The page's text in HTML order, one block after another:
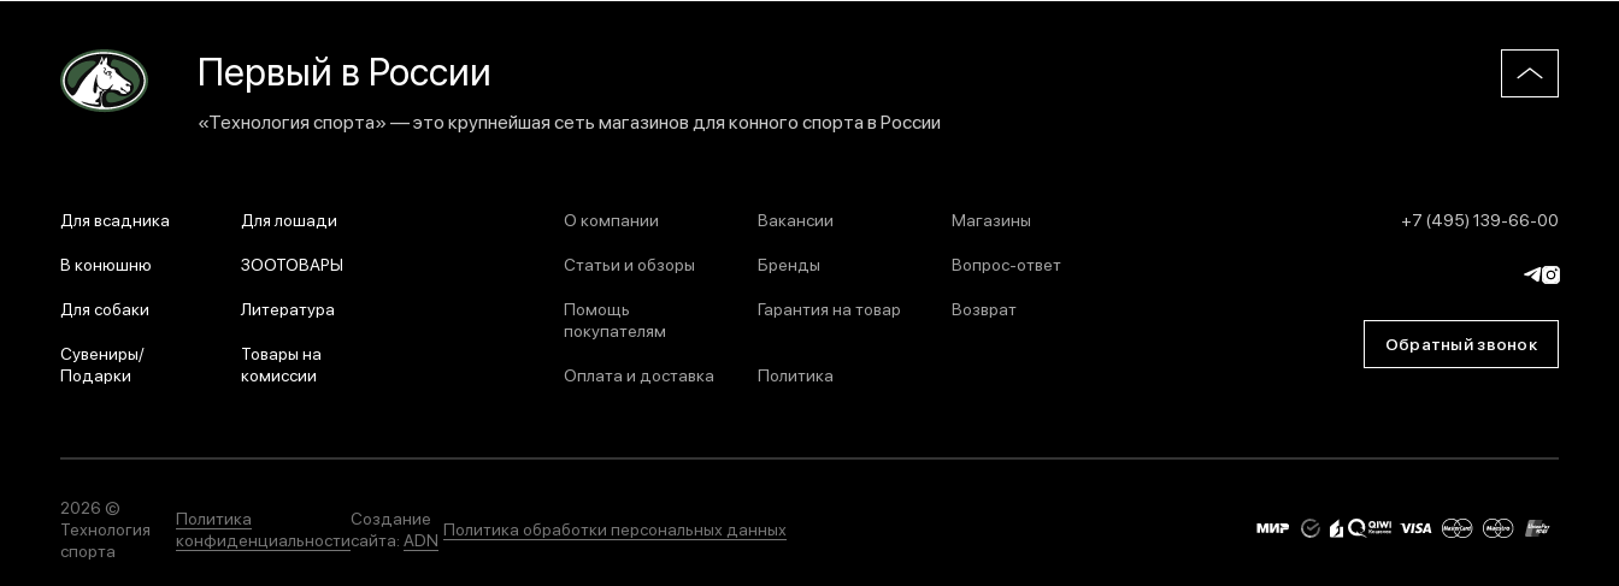
Первый в России
«Технология спорта» — это крупнейшая сеть магазинов для конного спорта в России
Для всадника Для лошади
В конюшню ЗООТОВАРЫ
Для собаки Литература
Сувениры/
Подарки
Товары на
комиссии
О компании Вакансии Магазины
Статьи и обзоры Бренды Вопрос-ответ
Помощь
покупателям
Гарантия на товар Возврат
Оплата и доставка Политика
+7 (495) 139-66-00
Обратный звонок
2026 ©
Технология
спорта
Политика
конфиденциальности
Создание
сайта: ADN Политика обработки персональных данных